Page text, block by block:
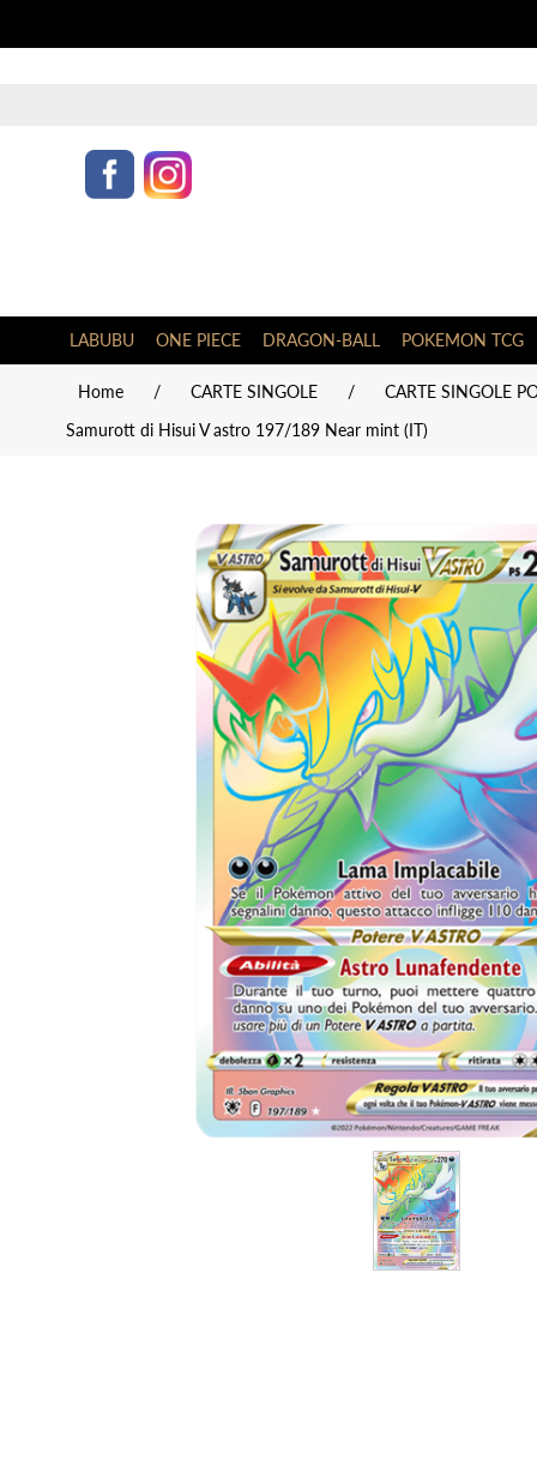
LABUBU ONE PIECE DRAGON-BALL POKEMON TCG
Home / CARTE SINGOLE / CARTE SINGOLE
Samurott di Hisui V astro 197/189 Near mint (IT)